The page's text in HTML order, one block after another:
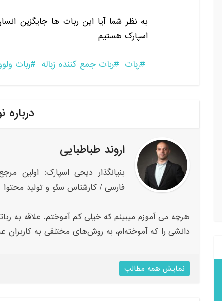
به نظر شما آیا این ربات ها جایگزین
اسپارک هستیم
ربات ربات جمع کننده زباله ربات
درباره
اروند طباطبایی
بنیانگذار دیجی اسپارک: اولین
فارسی / کارشناس سئو و تولید محتوا
هرچه می آموزم میبینم که خیلی کم آموختم. علاقه به
دانشی را که آموخته‌ام، به روش‌های مختلفی به کاربران
نمایش همه مطالب